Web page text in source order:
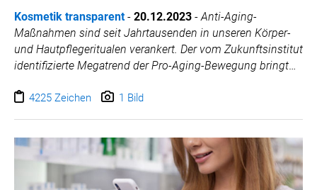
Kosmetik transparent- 20.12.2023 -Anti-Aging-
Maßnahmen sind seit Jahrtausenden in unseren Körper-
und Hautpflegeritualen verankert. Der vom Zukunftsinstitut
identifizierte Megatrend der Pro-Aging-Bewegung bringt
4225 Zeichen 1 Bild